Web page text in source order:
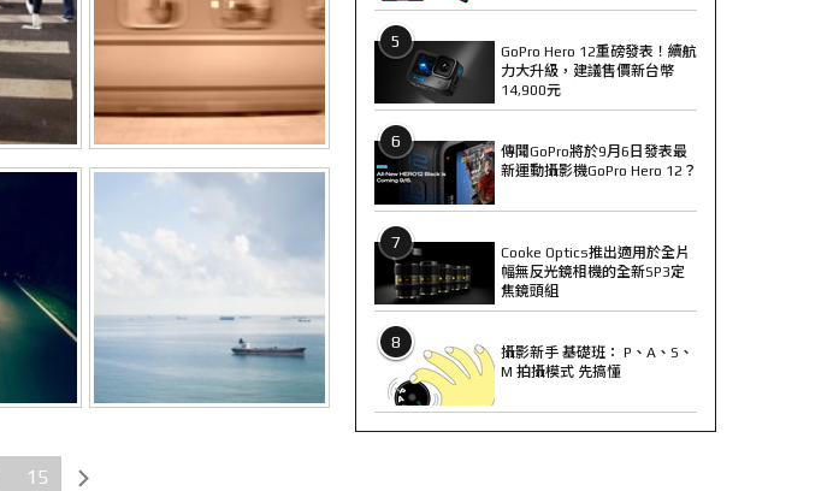
15
5
GoPro Hero 12重磅發表！續航
力大升級，建議售價新台幣
14,900元
6
傳聞GoPro將於9月6日發表最
新運動攝影機GoPro Hero 12？
7
Cooke Optics推出適用於全片
幅無反光鏡相機的全新SP3定
焦鏡頭組
8
攝影新手 基礎班： P、A、S、
M 拍攝模式 先搞懂